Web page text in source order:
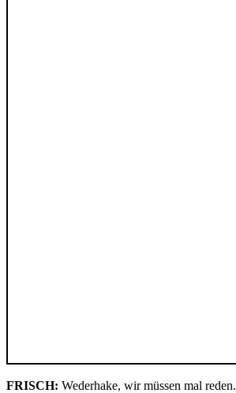
FRISCH: Wederhake, wir müssen mal reden.